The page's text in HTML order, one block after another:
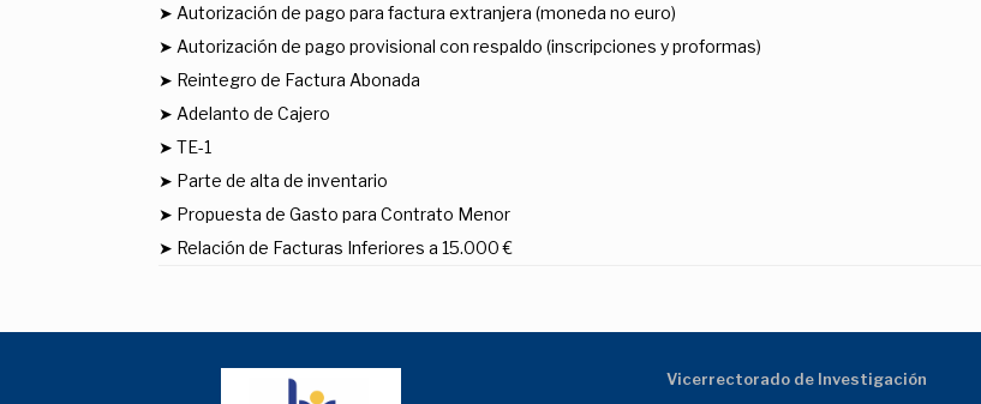
➤ Autorización de pago para factura extranjera (moneda no euro)
➤ Autorización de pago provisional con respaldo (inscripciones y proformas)
➤ Reintegro de Factura Abonada
➤ Adelanto de Cajero
➤ TE-1
➤ Parte de alta de inventario
➤ Propuesta de Gasto para Contrato Menor
➤ Relación de Facturas Inferiores a 15.000 €
Vicerrectorado de Investigación